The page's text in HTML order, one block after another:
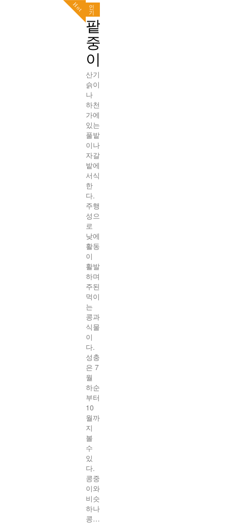
Hot
인
기
팥
중
이
산기
슭이
나
하천
가에
있는
풀밭
이나
자갈
밭에
서식
한
다.
주행
성으
로
낮에
활동
이
활발
하며
주된
먹이
는
콩과
식물
이
다.
성충
은 7
월
하순
부터
10
월까
지
볼
수
있
다.
콩중
이와
비슷
하나
콩…